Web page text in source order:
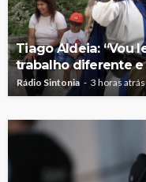
Tiago Aldeia: “Vou
trabalho diferente e
Rádio Sintonia 3 horas atrás